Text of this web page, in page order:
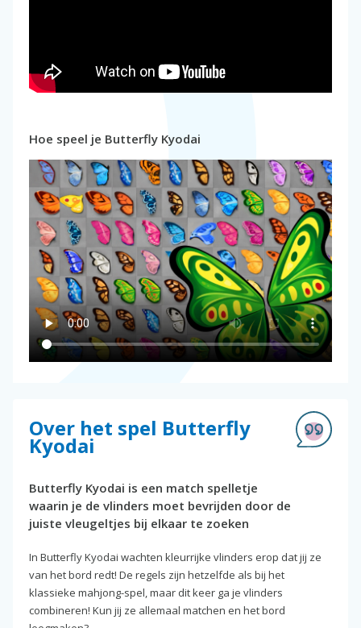
Hoe speel je Butterfly Kyodai
Over het spel Butterfly
Kyodai
Butterfly Kyodai is een match spelletje
waarin je de vlinders moet bevrijden door de
juiste vleugeltjes bij elkaar te zoeken
In Butterfly Kyodai wachten kleurrijke vlinders erop dat jij ze
van het bord redt! De regels zijn hetzelfde als bij het
klassieke mahjong-spel, maar dit keer ga je vlinders
combineren! Kun jij ze allemaal matchen en het bord